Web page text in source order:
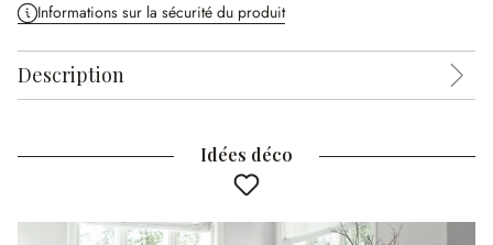
Informations sur la sécurité du produit
Description
Idées déco